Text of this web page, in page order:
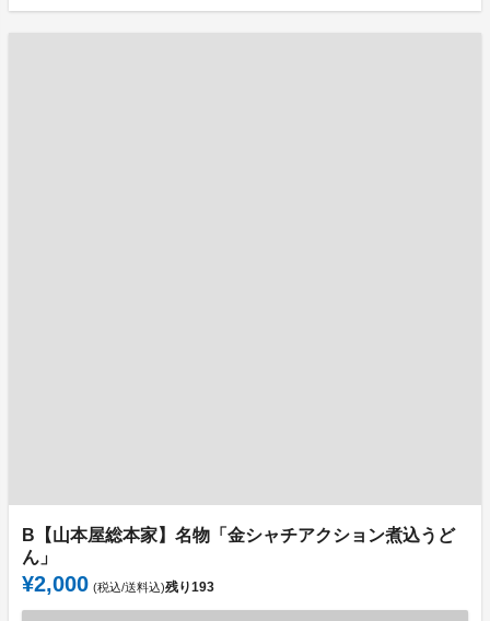
B【山本屋総本家】名物「金シャチアクション煮込うど
ん」
¥2,000 (税込/送料込)残り193